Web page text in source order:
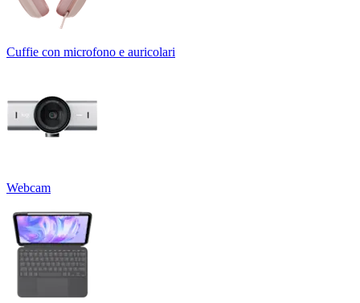
Cuffie con microfono e auricolari
Webcam